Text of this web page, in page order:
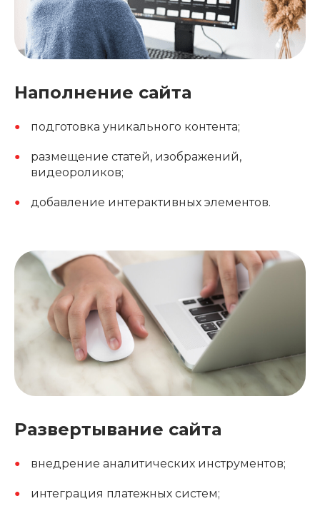
Наполнение сайта
подготовка уникального контента;
размещение статей, изображений,
видеороликов;
добавление интерактивных элементов.
Развертывание сайта
внедрение аналитических инструментов;
интеграция платежных систем;